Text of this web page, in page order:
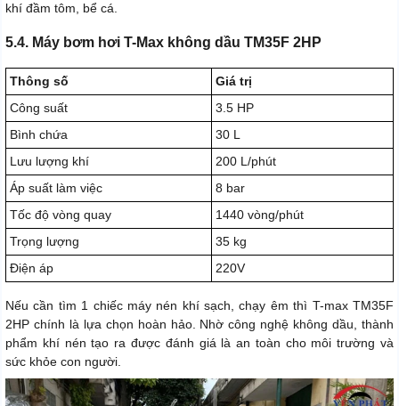
khí đầm tôm, bể cá.
5.4. Máy bơm hơi T-Max không dầu TM35F 2HP
Thông số
Giá trị
Công suất
3.5 HP
Bình chứa
30 L
Lưu lượng khí
200 L/phút
Áp suất làm việc
8 bar
Tốc độ vòng quay
1440 vòng/phút
Trọng lượng
35 kg
Điện áp
220V
Nếu cần tìm 1 chiếc máy nén khí sạch, chạy êm thì T-max TM35F
2HP chính là lựa chọn hoàn hảo. Nhờ công nghệ không dầu, thành
phẩm khí nén tạo ra được đánh giá là an toàn cho môi trường và
sức khỏe con người.